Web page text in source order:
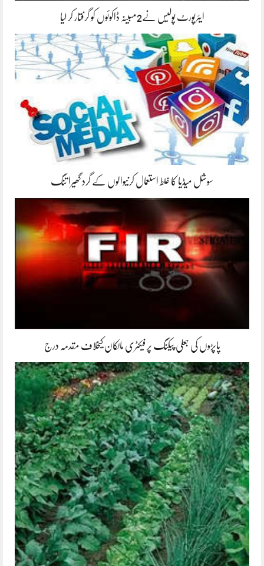
ایئرپورٹ پولیس نے2مبینہ ڈاکوئوں کو گرفتار کر لیا
سوشل میڈیا کا غلط استعمال کرنیوالوں کے گرد گھیرا تنگ
پاپڑوں کی جعلی پیکنگ پر فیکٹری مالکان کیخلاف مقدمہ درج